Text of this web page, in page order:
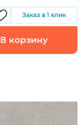
Заказ в 1 клик
В корзину